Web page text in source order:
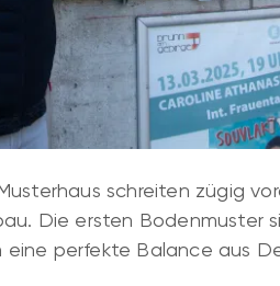
schreiten zügig
Die ersten Bodenmuster
perfekte Balance aus